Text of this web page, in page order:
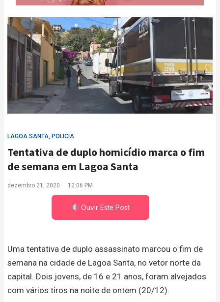
LAGOA SANTA, POLICIA
Tentativa de duplo homicídio marca o fim
de semana em Lagoa Santa
dezembro 21, 2020 12:06 PM
Ouvir Este Post
Uma tentativa de duplo assassinato marcou o fim de
semana na cidade de Lagoa Santa, no vetor norte da
capital. Dois jovens, de 16 e 21 anos, foram alvejados
com vários tiros na noite de ontem (20/12).